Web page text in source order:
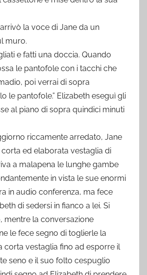
la voce di Jane da un
muro.
e fatti una doccia. Quando
le pantofole con i tacchi che
poi verrai di sopra
le pantofole.” Elizabeth eseguì gli
al piano di sopra quindici minuti
riccamente arredato, Jane
ed elaborata vestaglia di
a malapena le lunghe gambe
in vista le sue enormi
in audio conferenza, ma fece
di sedersi in fianco a lei. Si
mentre la conversazione
le fece segno di toglierle la
corta vestaglia fino ad esporre il
seno e il suo folto cespuglio